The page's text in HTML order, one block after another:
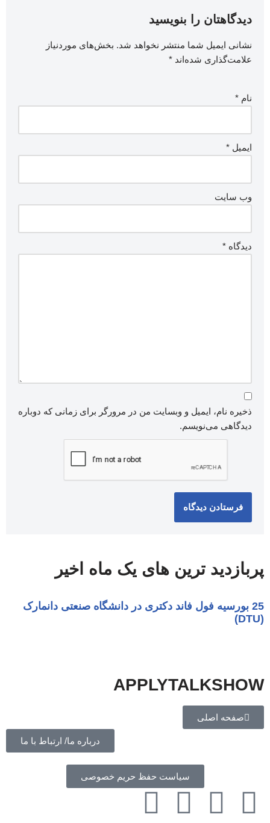
دیدگاهتان را بنویسید
نشانی ایمیل شما منتشر نخواهد شد. بخش‌های موردنیاز
علامت‌گذاری شده‌اند *
نام *
ایمیل *
وب‌ سایت
دیدگاه *
ذخیره نام، ایمیل و وبسایت من در مرورگر برای زمانی که دوباره
دیدگاهی می‌نویسم.
پربازدید ترین های یک ماه اخیر
APPLYTALKSHOW
صفحه اصلی
درباره ما/ ارتباط با ما
سیاست حفظ حریم خصوصی